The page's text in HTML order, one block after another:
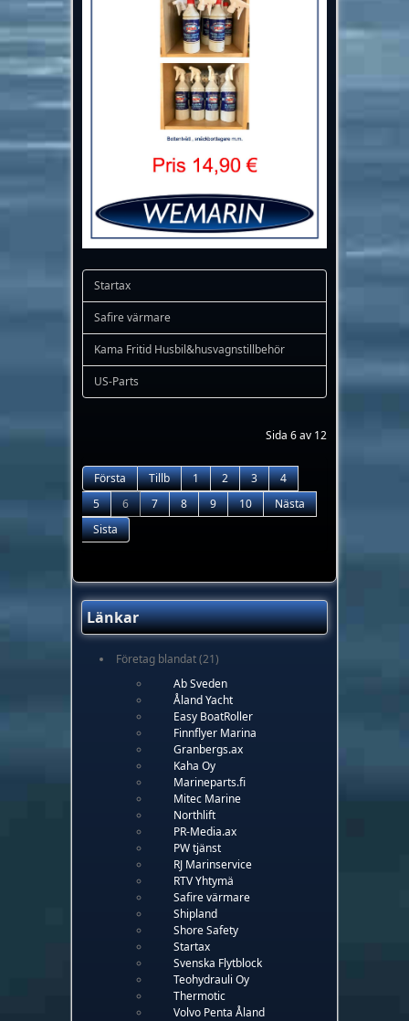
Startax
Safire värmare
Kama Fritid Husbil&husvagnstillbehör
US-Parts
Sida 6 av 12
Första Tillb 1 2 3
4
5
6 7 8 9 10
Nästa
Sista
Länkar
Företag blandat(21)
Ab Sveden
Åland Yacht
Easy BoatRoller
Finnflyer Marina
Granbergs.ax
Kaha Oy
Marineparts.fi
Mitec Marine
Northlift
PR-Media.ax
PW tjänst
RJ Marinservice
RTV Yhtymä
Safire värmare
Shipland
Shore Safety
Startax
Svenska Flytblock
Teohydrauli Oy
Thermotic
Volvo Penta Åland